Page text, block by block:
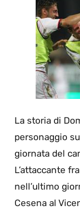
La storia di
personaggio
giornata del
L’attaccante
nell’ultimo
Cesena al